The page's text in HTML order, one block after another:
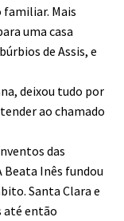
familiar. Mais
uma casa
de Assis, e
deixou tudo por
ao chamado
das
Beata Inês fundou
Santa Clara e
até então